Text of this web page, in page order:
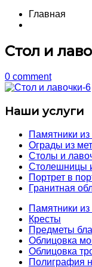
Главная
Стол и
0 comment
Наши услуги
Памятники
Ограды из
Столы и
Столешницы
Портрет в
Гранитная
Памятники из
Кресты
Предметы
Облицовка
Облицовка
Полиграфия